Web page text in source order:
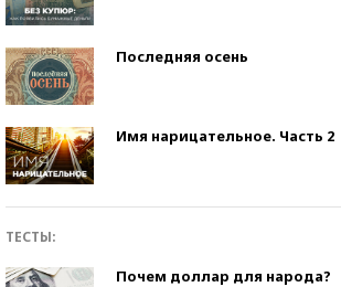
Последняя осень
Имя нарицательное. Часть 2
ТЕСТЫ:
Почем доллар для народа?